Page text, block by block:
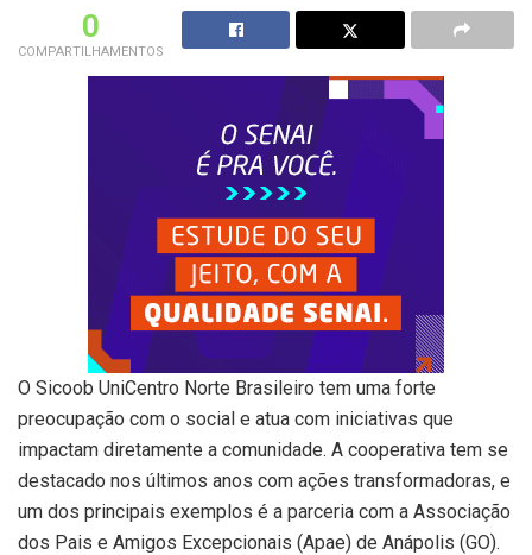
0
COMPARTILHAMENTOS
O Sicoob UniCentro Norte Brasileiro tem uma forte
preocupação com o social e atua com iniciativas que
impactam diretamente a comunidade. A cooperativa tem se
destacado nos últimos anos com ações transformadoras, e
um dos principais exemplos é a parceria com a Associação
dos Pais e Amigos Excepcionais (Apae) de Anápolis (GO).